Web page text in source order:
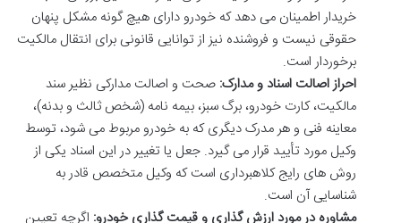
خریدار اطمینان می دهد که خودرو دارای هیچ گونه مشکل پنهان
حقوقی نیست و فروشنده نیز از توانایی قانونی برای انتقال مالکیت
برخوردار است.
احراز اصالت اسناد و مدارک: صحت و اصالت مدارکی نظیر سند
مالکیت، کارت خودرو، برگ سبز، بیمه نامه (شخص ثالث و بدنه)،
معاینه فنی و هر مدرک دیگری که به خودرو مربوط می شود، توسط
وکیل مورد تأیید قرار می گیرد. جعل یا تغییر در این اسناد یکی از
روش های رایج کلاهبرداری است که وکیل متخصص قادر به
شناسایی آن است.
مشاوره در مورد ارزش گذاری و قیمت گذاری خودرو: اگرچه تعیین